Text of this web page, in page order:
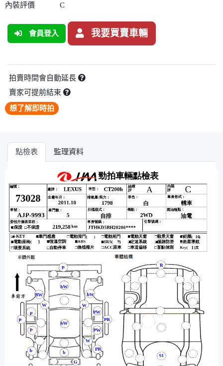
內裝評價
C
會員登入 我要買賣車輛
拍賣時間會自動延長
賣家可提前結束
想了解即時拍
點檢表 監理資料